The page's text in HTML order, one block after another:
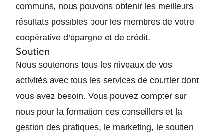
communs, nous pouvons obtenir les meilleurs
résultats possibles pour les membres de votre
coopérative d’épargne et de crédit.
Soutien
Nous soutenons tous les niveaux de vos
activités avec tous les services de courtier dont
vous avez besoin. Vous pouvez compter sur
nous pour la formation des conseillers et la
gestion des pratiques, le marketing, le soutien